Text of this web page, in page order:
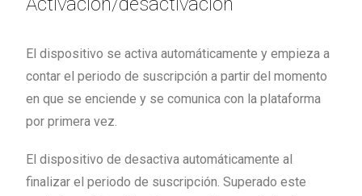
El dispositivo se activa automáticamente y empieza a
contar el periodo de suscripción a partir del momento
en que se enciende y se comunica con la plataforma
por primera vez.
El dispositivo de desactiva automáticamente al
finalizar el periodo de suscripción. Superado este